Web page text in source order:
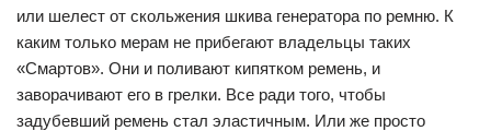
или шелест от скольжения шкива генератора по ремню. К
каким только мерам не прибегают владельцы таких
«Смартов». Они и поливают кипятком ремень, и
заворачивают его в грелки. Все ради того, чтобы
задубевший ремень стал эластичным. Или же просто